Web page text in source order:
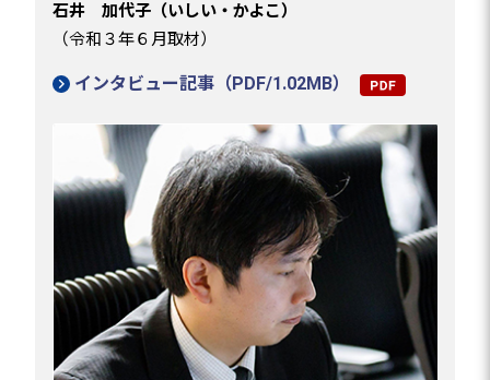
石井 加代子（いしい・かよこ）
（令和３年６月取材）
インタビュー記事（PDF/1.02MB）